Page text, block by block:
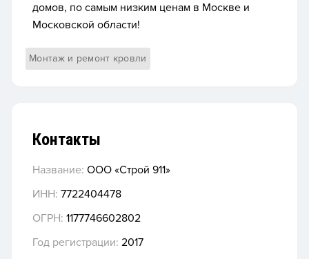
домов, по самым низким ценам в Москве и
Московской области!
Монтаж и ремонт кровли
Контакты
Название: ООО «Строй 911»
ИНН: 7722404478
ОГРН: 1177746602802
Год регистрации: 2017